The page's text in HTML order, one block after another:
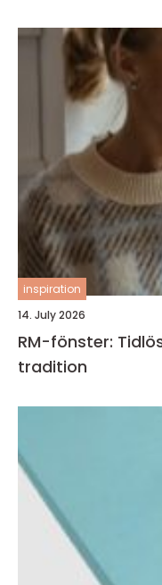
inspiration
14. July 2026
RM-fönster:
tradition